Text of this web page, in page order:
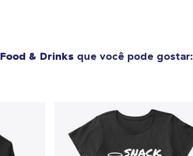
Food & Drinks que você pode gostar: